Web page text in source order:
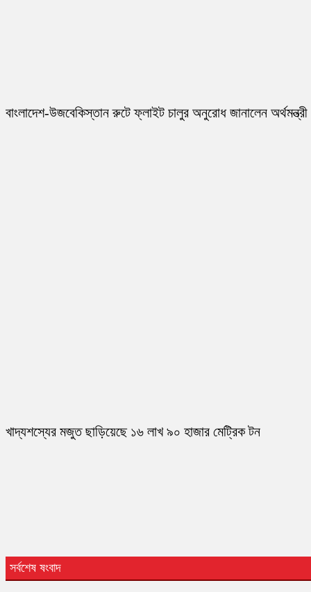
বাংলাদেশ-উজবেকিস্তান রুটে ফ্লাইট চালুর অনুরোধ জানালেন অর্থমন্ত্রী
খাদ্যশস্যের মজুত ছাড়িয়েছে ১৬ লাখ ৯০ হাজার মেট্রিক টন
সর্বশেষ ষংবাদ